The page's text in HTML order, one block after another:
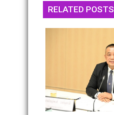
RELATED POSTS